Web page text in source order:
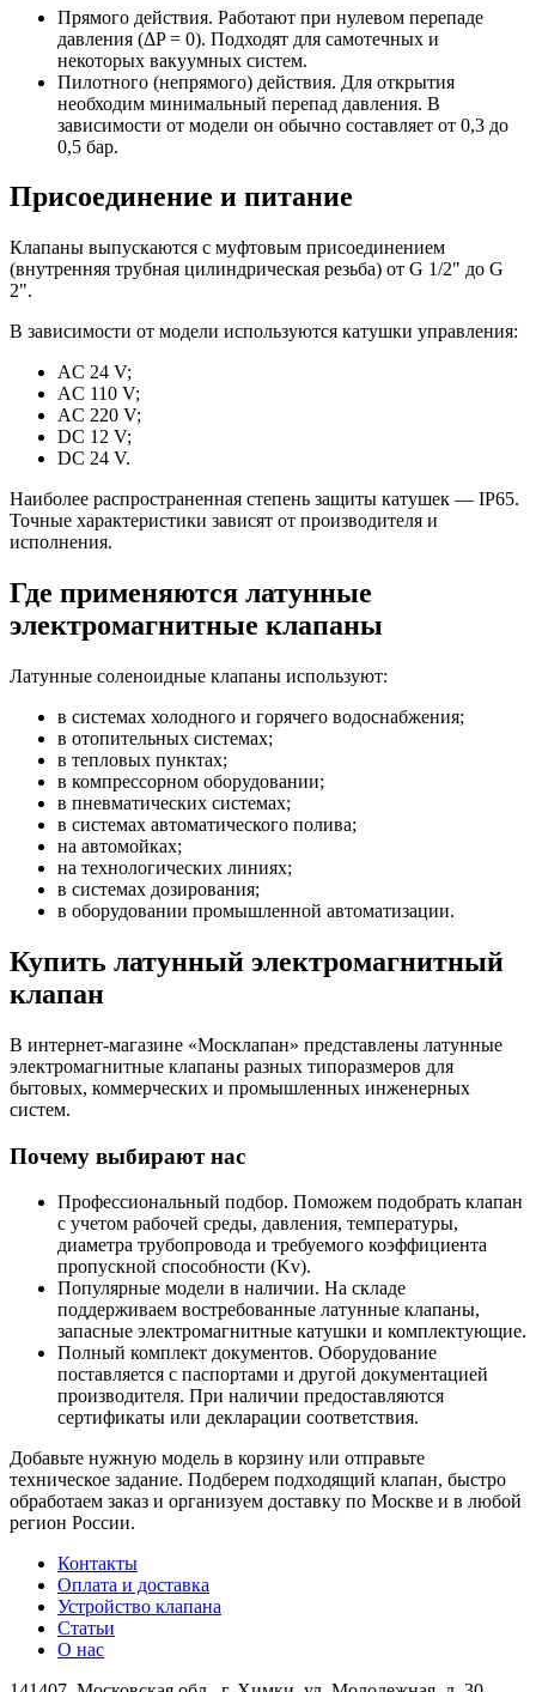
Прямого действия. Работают при нулевом перепаде
давления (ΔP = 0). Подходят для самотечных и
некоторых вакуумных систем.
Пилотного (непрямого) действия. Для открытия
необходим минимальный перепад давления. В
зависимости от модели он обычно составляет от 0,3 до
0,5 бар.
Присоединение и питание
Клапаны выпускаются с муфтовым присоединением
(внутренняя трубная цилиндрическая резьба) от G 1/2" до G
2".
В зависимости от модели используются катушки управления:
AC 24 V;
AC 110 V;
AC 220 V;
DC 12 V;
DC 24 V.
Наиболее распространенная степень защиты катушек — IP65.
Точные характеристики зависят от производителя и
исполнения.
Где применяются латунные
электромагнитные клапаны
Латунные соленоидные клапаны используют:
в системах холодного и горячего водоснабжения;
в отопительных системах;
в тепловых пунктах;
в компрессорном оборудовании;
в пневматических системах;
в системах автоматического полива;
на автомойках;
на технологических линиях;
в системах дозирования;
в оборудовании промышленной автоматизации.
Купить латунный электромагнитный
клапан
В интернет-магазине «Москлапан» представлены латунные
электромагнитные клапаны разных типоразмеров для
бытовых, коммерческих и промышленных инженерных
систем.
Почему выбирают нас
Профессиональный подбор. Поможем подобрать клапан
с учетом рабочей среды, давления, температуры,
диаметра трубопровода и требуемого коэффициента
пропускной способности (Kv).
Популярные модели в наличии. На складе
поддерживаем востребованные латунные клапаны,
запасные электромагнитные катушки и комплектующие.
Полный комплект документов. Оборудование
поставляется с паспортами и другой документацией
производителя. При наличии предоставляются
сертификаты или декларации соответствия.
Добавьте нужную модель в корзину или отправьте
техническое задание. Подберем подходящий клапан, быстро
обработаем заказ и организуем доставку по Москве и в любой
регион России.
Контакты
Оплата и доставка
Устройство клапана
Статьи
О нас